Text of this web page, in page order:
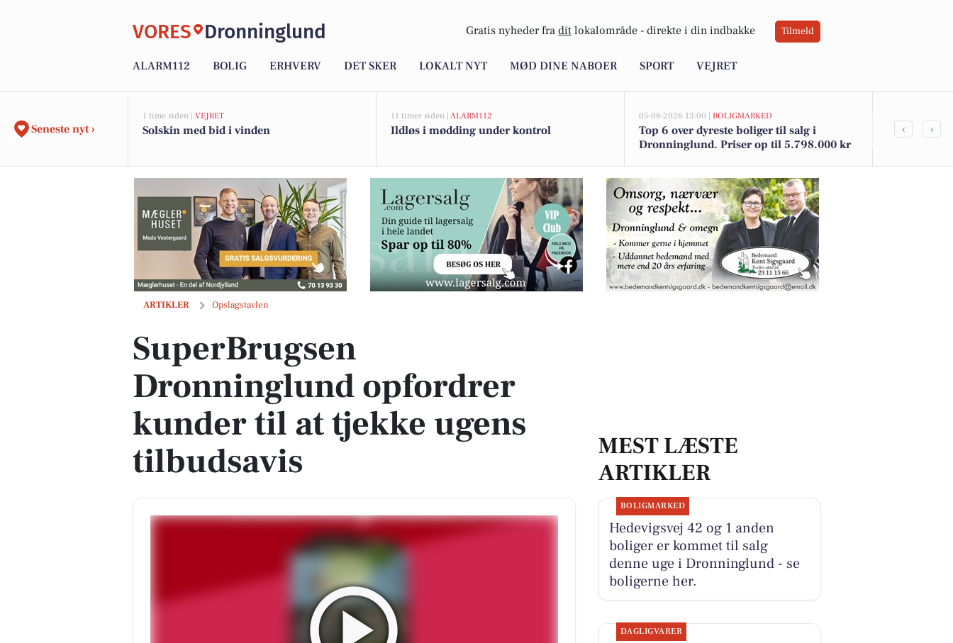
VORES Dronninglund Gratis nyheder fra dit lokalområde - direkte i din indbakke Tilmeld
ALARM112 BOLIG ERHVERV DET SKER LOKALT NYT MØD DINE NABOER SPORT VEJRET
Seneste nyt ›
1 time siden | VEJRET
Solskin med bid i vinden
11 timer siden | ALARM112
Ildløs i mødding under kontrol
05-08-2026 13:00 | BOLIGMARKED
Top 6 over dyreste boliger til salg i
Dronninglund. Priser op til 5.798.000 kr
Lokale
‹ ›
ARTIKLER Opslagstavlen
SuperBrugsen Dronninglund opfordrer kunder til at tjekke ugens tilbudsavis
SuperBrugsen
Dronninglund opfordrer
kunder til at tjekke ugens
tilbudsavis
MEST LÆSTE
ARTIKLER
BOLIGMARKED
Hedevigsvej 42 og 1 anden
boliger er kommet til salg
denne uge i Dronninglund - se
boligerne her.
DAGLIGVARER